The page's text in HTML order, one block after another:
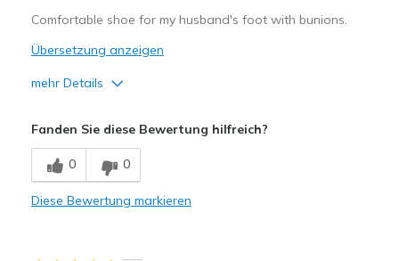
Comfortable shoe for my husband's foot with bunions.
Übersetzung anzeigen
mehr Details
Breathe Well
Comfortable
Fanden Sie diese Bewertung hilfreich?
0 0
Diese Bewertung markieren